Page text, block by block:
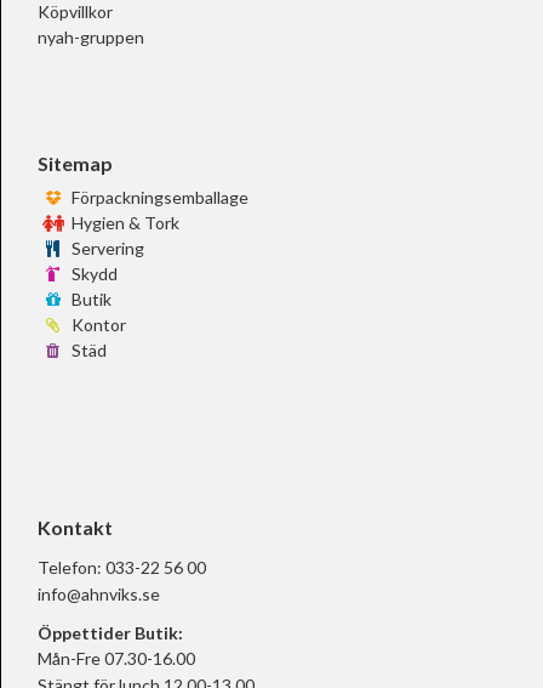
Köpvillkor
nyah-gruppen
Sitemap
Förpackningsemballage
Hygien & Tork
Servering
Skydd
Butik
Kontor
Städ
Kontakt
Telefon: 033-22 56 00
info@ahnviks.se
Öppettider Butik:
Mån-Fre 07.30-16.00